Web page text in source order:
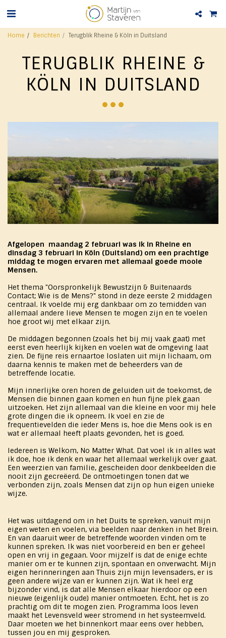
Home Berichten Terugblik Rheine & Köln in Duitsland
TERUGBLIK RHEINE &
KÖLN IN DUITSLAND
Afgelopen maandag 2 februari was ik in Rheine en
dinsdag 3 februari in Köln (Duitsland) om een prachtige
middag te mogen ervaren met allemaal goede mooie
Mensen.
Het thema "Oorspronkelijk Bewustzijn & Buitenaards
Contact; Wie is de Mens?" stond in deze eerste 2 middagen
centraal. Ik voelde mij erg dankbaar om zo temidden van
allemaal andere lieve Mensen te mogen zijn en te voelen
hoe groot wij met elkaar zijn.
De middagen begonnen (zoals het bij mij vaak gaat) met
eerst even heerlijk kijken en voelen wat de omgeving laat
zien. De fijne reis ernaartoe loslaten uit mijn lichaam, om
daarna kennis te maken met de beheerders van de
betreffende locatie.
Mijn innerlijke oren horen de geluiden uit de toekomst, de
Mensen die binnen gaan komen en hun fijne plek gaan
uitzoeken. Het zijn allemaal van die kleine en voor mij hele
grote dingen die ik opneem. Ik voel en zie de
frequentievelden die ieder Mens is, hoe die Mens ook is en
wat er allemaal heeft plaats gevonden, het is goed.
Iedereen is Welkom, No Matter What. Dat voel ik in alles wat
ik doe, hoe ik denk en waar het allemaal werkelijk over gaat.
Een weerzien van familie, gescheiden door denkbeelden die
nooit zijn gecreëerd. De ontmoetingen tonen dat we
verbonden zijn, zoals Mensen dat zijn op hun eigen unieke
wijze.
Het was uitdagend om in het Duits te spreken, vanuit mijn
eigen weten en voelen, via beelden naar denken in het Brein.
En van daaruit weer de betreffende woorden vinden om te
kunnen spreken. Ik was niet voorbereid en ben er geheel
open en vrij in gegaan. Voor mijzelf is dat de enige echte
manier om er te kunnen zijn, spontaan en onverwacht. Mijn
eigen herinneringen aan Thuis zijn mijn levensaders, er is
geen andere wijze van er kunnen zijn. Wat ik heel erg
bijzonder vind, is dat alle Mensen elkaar hierdoor op een
nieuwe (eigenlijk oude) manier ontmoeten. Echt, het is zo
prachtig om dit te mogen zien. Programma loos leven
maakt het Levensveld weer stromend in het systeemveld.
Daar moeten we het binnenkort maar eens over hebben,
tussen jou en mij gesproken.